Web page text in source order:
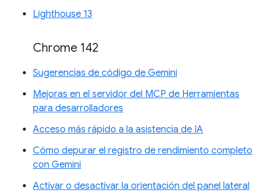
Lighthouse 13
Chrome 142
Sugerencias de código de Gemini
Mejoras en el servidor del MCP de Herramientas
para desarrolladores
Acceso más rápido a la asistencia de IA
Cómo depurar el registro de rendimiento completo
con Gemini
Activar o desactivar la orientación del panel lateral